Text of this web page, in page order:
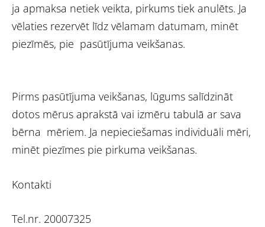
ja apmaksa netiek veikta, pirkums tiek anulēts. Ja
vēlaties rezervēt līdz vēlamam datumam, minēt
piezīmēs, pie pasūtījuma veikšanas.
Pirms pasūtījuma veikšanas, lūgums salīdzināt
dotos mērus aprakstā vai izmēru tabulā ar sava
bērna mēriem. Ja nepieciešamas individuāli mēri,
minēt piezīmes pie pirkuma veikšanas.
Kontakti
Tel.nr. 20007325